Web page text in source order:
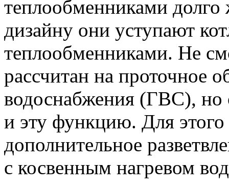
теплообменниками
дизайну они уступают
теплообменниками. Не
рассчитан на проточное
водоснабжения (ГВС), но
и эту функцию. Для этого
дополнительное
с косвенным нагревом